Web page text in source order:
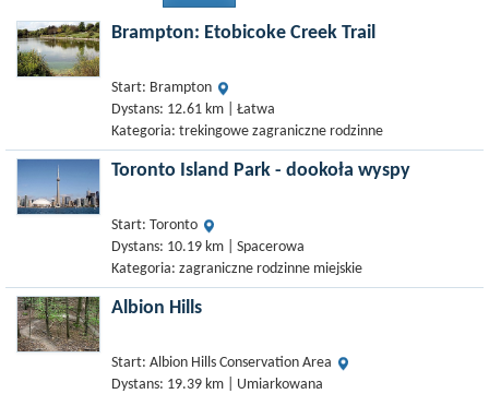
Brampton: Etobicoke Creek Trail
Start: Brampton
Dystans: 12.61 km | Łatwa
Kategoria: trekingowe zagraniczne rodzinne
Toronto Island Park - dookoła wyspy
Start: Toronto
Dystans: 10.19 km | Spacerowa
Kategoria: zagraniczne rodzinne miejskie
Albion Hills
Start: Albion Hills Conservation Area
Dystans: 19.39 km | Umiarkowana